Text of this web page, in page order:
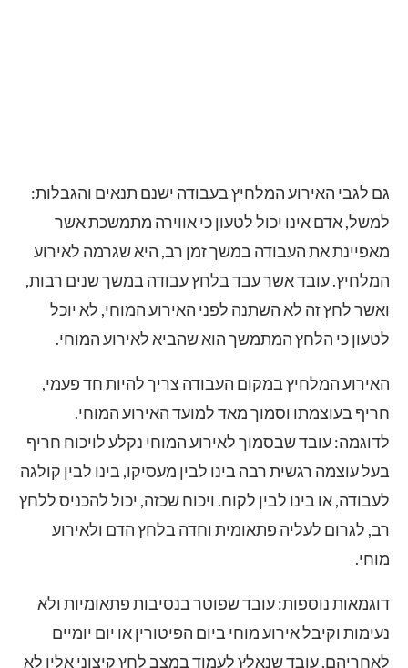
גם לגבי האירוע המלחיץ בעבודה ישנם תנאים והגבלות:
למשל, אדם אינו יכול לטעון כי אווירה מתמשכת אשר
מאפיינת את העבודה במשך זמן רב, היא שגרמה לאירוע
המלחיץ. עובד אשר עבד בלחץ עבודה במשך שנים רבות,
ואשר לחץ זה לא השתנה לפני האירוע המוחי, לא יוכל
לטעון כי הלחץ המתמשך הוא שהביא לאירוע המוחי.
האירוע המלחיץ במקום העבודה צריך להיות חד פעמי,
חריף בעוצמתו וסמוך מאד למועד האירוע המוחי.
לדוגמה: עובד שבסמוך לאירוע המוחי נקלע לויכוח חריף
בעל עוצמה רגשית רבה בינו לבין מעסיקו, בינו לבין קולגה
לעבודה, או בינו לבין לקוח. ויכוח שכזה, יכול להכניס ללחץ
רב, לגרום לעליה פתאומית וחדה בלחץ הדם ולאירוע
מוחי.
דוגמאות נוספות: עובד שפוטר בנסיבות פתאומיות ולא
נעימות וקיבל אירוע מוחי ביום הפיטורין או יום יומיים
לאחריהם, עובד שנאלץ לעמוד במצב לחץ קיצוני אליו לא